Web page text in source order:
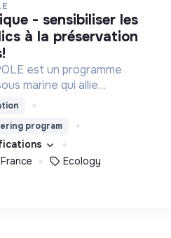
à la préservation
est un programme
marine qui allie
innovation et
service d'une meilleure
préservation des océans.
program
Ecology